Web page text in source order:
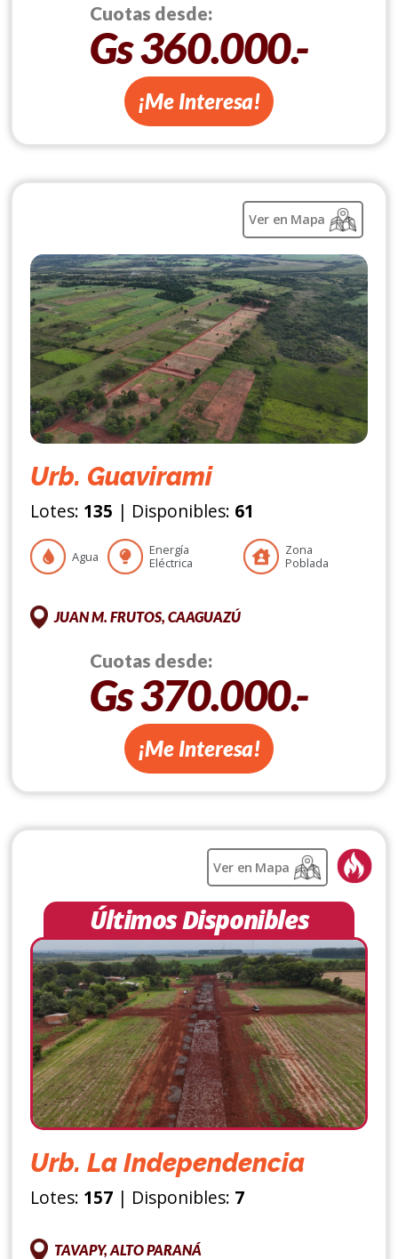
Cuotas desde:
Gs 360.000.-
¡Me Interesa!
Ver en Mapa
Urb. Guavirami
Lotes: 135 | Disponibles: 61
Agua
Energía
Eléctrica
Zona
Poblada
JUAN M. FRUTOS, CAAGUAZÚ
Cuotas desde:
Gs 370.000.-
¡Me Interesa!
Ver en Mapa
Últimos Disponibles
Urb. La Independencia
Lotes: 157 | Disponibles: 7
TAVAPY, ALTO PARANÁ